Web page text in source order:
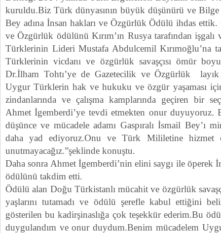
kuruldu.Biz Türk dünyasının büyük düşünürü ve Bilge
Bey adına İnsan hakları ve Özgürlük Ödülü ihdas ettik.
ve Özgürlük ödülünü Kırım’ın Rusya tarafından işgalı
Türklerinin Lideri Mustafa Abdulcemil Kırımoğlu’na
Türklerinin vicdanı ve özgürlük savaşçısı ömür
Dr.İlham Tohtı’ye de Gazetecilik ve Özgürlük
Uygur Türklerin hak ve hukuku ve özgür yaşaması
zindanlarında ve çalışma kamplarında geçiren bir
Ahmet İgemberdi’ye tevdi etmekten onur
düşünce ve mücadele adamı Gaspıralı İsmail Bey’ı
daha yad ediyoruz.Onu ve Türk Mililetine hizmet
unutmayacağız.”şeklinde konuştu.
Daha sonra Ahmet İgemberdi’nin elini saygı ile öperek
ödülünü takdim etti.
Ödülü alan Doğu Türkistanlı mücahit ve özgürlük
yaşlarını tutamadı ve ödülü şerefle kabul ettiğini
gösterilen bu kadirşinaslığa çok teşekkür ederim.Bu
duygulandım ve onur duydum.Benim mücadelem